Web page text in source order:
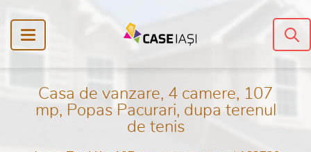
Casa de vanzare, 4 camere, 107
mp, Popas Pacurari, dupa terenul
de tenis